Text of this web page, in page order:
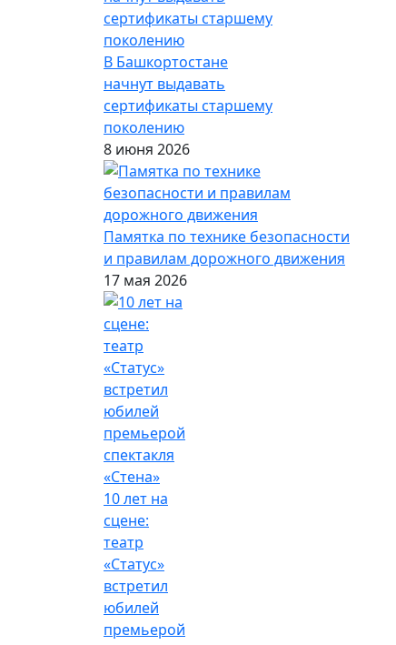
В Башкортостане
начнут выдавать
сертификаты старшему
поколению
8 июня 2026
Памятка по технике безопасности
и правилам дорожного движения
17 мая 2026
10 лет на
сцене:
театр
«Статус»
встретил
юбилей
премьерой